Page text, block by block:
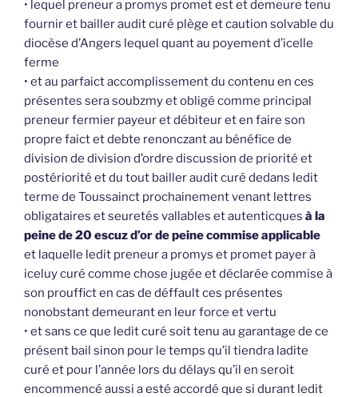
• lequel preneur a promys promet est et demeure tenu
fournir et bailler audit curé plège et caution solvable du
diocèse d’Angers lequel quant au poyement d’icelle
ferme
• et au parfaict accomplissement du contenu en ces
présentes sera soubzmy et obligé comme principal
preneur fermier payeur et débiteur et en faire son
propre faict et debte renonczant au bénéfice de
division de division d’ordre discussion de priorité et
postériorité et du tout bailler audit curé dedans ledit
terme de Toussainct prochainement venant lettres
obligataires et seuretés vallables et autenticques à la
peine de 20 escuz d’or de peine commise applicable
et laquelle ledit preneur a promys et promet payer à
iceluy curé comme chose jugée et déclarée commise à
son prouffict en cas de déffault ces présentes
nonobstant demeurant en leur force et vertu
• et sans ce que ledit curé soit tenu au garantage de ce
présent bail sinon pour le temps qu’il tiendra ladite
curé et pour l’année lors du délays qu’il en seroit
encommencé aussi a esté accordé que si durant ledit